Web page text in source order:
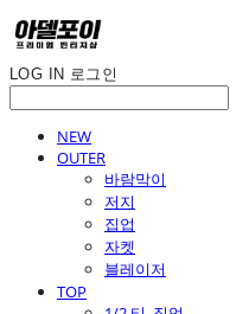
LOG IN 로그인
NEW
OUTER
바람막이
저지
집업
자켓
블레이저
TOP